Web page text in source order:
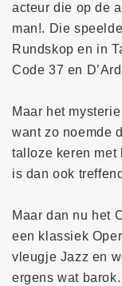
acteur die op de
man!. Die
Rundskop en in
Code 37 en
Maar het
want zo noemde
talloze keren met
is dan ook
Maar dan nu het
een klassiek
vleugje Jazz en
ergens wat barok.